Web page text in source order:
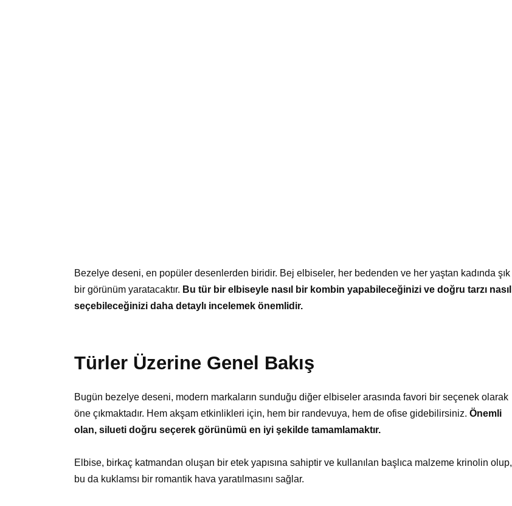
Bezelye deseni, en popüler desenlerden biridir. Bej elbiseler, her bedenden ve her yaştan kadında şık
bir görünüm yaratacaktır. Bu tür bir elbiseyle nasıl bir kombin yapabileceğinizi ve doğru tarzı nasıl
seçebileceğinizi daha detaylı incelemek önemlidir.
Türler Üzerine Genel Bakış
Bugün bezelye deseni, modern markaların sunduğu diğer elbiseler arasında favori bir seçenek olarak
öne çıkmaktadır. Hem akşam etkinlikleri için, hem bir randevuya, hem de ofise gidebilirsiniz. Önemli
olan, silueti doğru seçerek görünümü en iyi şekilde tamamlamaktır.
Elbise, birkaç katmandan oluşan bir etek yapısına sahiptir ve kullanılan başlıca malzeme krinolin olup,
bu da kuklamsı bir romantik hava yaratılmasını sağlar.